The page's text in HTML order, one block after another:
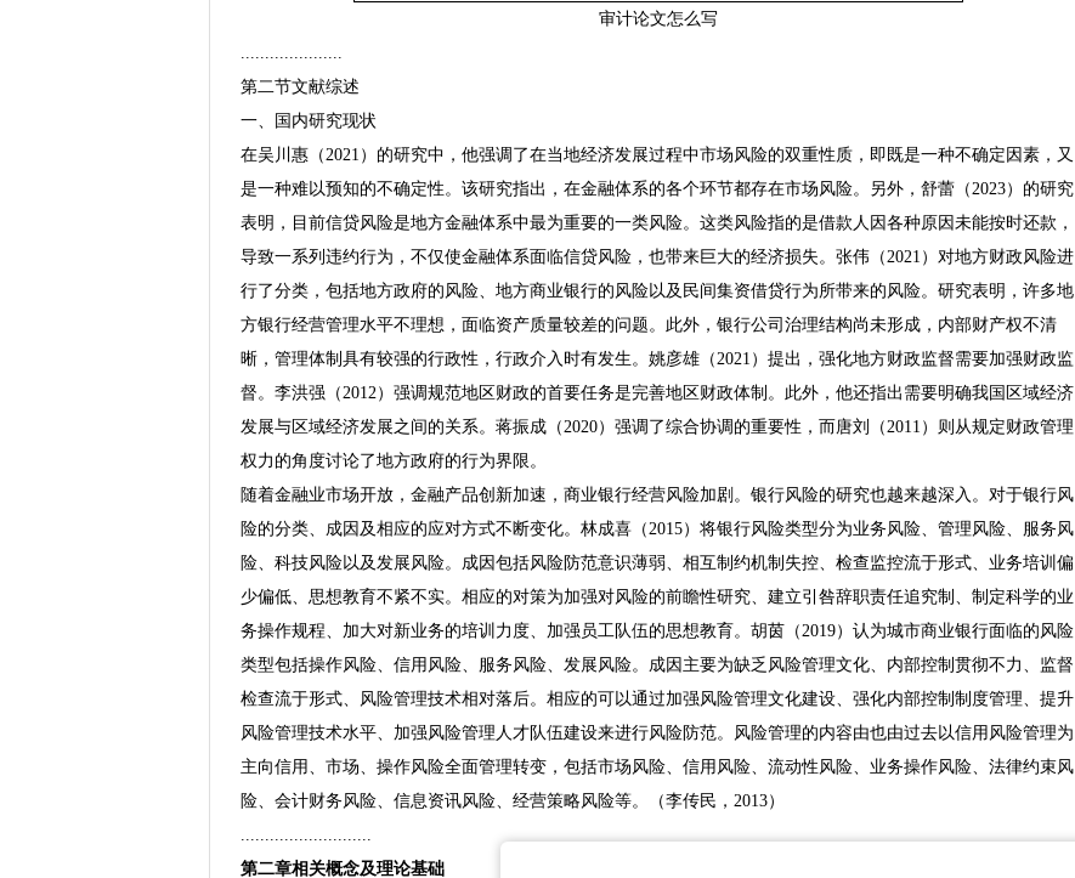
审计论文怎么写
.....................
第二节文献综述
一、国内研究现状
在吴川惠（2021）的研究中，他强调了在当地经济发展过程中市场风险的双重性质，即既是一种不确定因素，又
是一种难以预知的不确定性。该研究指出，在金融体系的各个环节都存在市场风险。另外，舒蕾（2023）的研究
表明，目前信贷风险是地方金融体系中最为重要的一类风险。这类风险指的是借款人因各种原因未能按时还款，
导致一系列违约行为，不仅使金融体系面临信贷风险，也带来巨大的经济损失。张伟（2021）对地方财政风险进
行了分类，包括地方政府的风险、地方商业银行的风险以及民间集资借贷行为所带来的风险。研究表明，许多地
方银行经营管理水平不理想，面临资产质量较差的问题。此外，银行公司治理结构尚未形成，内部财产权不清
晰，管理体制具有较强的行政性，行政介入时有发生。姚彦雄（2021）提出，强化地方财政监督需要加强财政监
督。李洪强（2012）强调规范地区财政的首要任务是完善地区财政体制。此外，他还指出需要明确我国区域经济
发展与区域经济发展之间的关系。蒋振成（2020）强调了综合协调的重要性，而唐刘（2011）则从规定财政管理
权力的角度讨论了地方政府的行为界限。
随着金融业市场开放，金融产品创新加速，商业银行经营风险加剧。银行风险的研究也越来越深入。对于银行风
险的分类、成因及相应的应对方式不断变化。林成喜（2015）将银行风险类型分为业务风险、管理风险、服务风
险、科技风险以及发展风险。成因包括风险防范意识薄弱、相互制约机制失控、检查监控流于形式、业务培训偏
少偏低、思想教育不紧不实。相应的对策为加强对风险的前瞻性研究、建立引咎辞职责任追究制、制定科学的业
务操作规程、加大对新业务的培训力度、加强员工队伍的思想教育。胡茵（2019）认为城市商业银行面临的风险
类型包括操作风险、信用风险、服务风险、发展风险。成因主要为缺乏风险管理文化、内部控制贯彻不力、监督
检查流于形式、风险管理技术相对落后。相应的可以通过加强风险管理文化建设、强化内部控制制度管理、提升
风险管理技术水平、加强风险管理人才队伍建设来进行风险防范。风险管理的内容由也由过去以信用风险管理为
主向信用、市场、操作风险全面管理转变，包括市场风险、信用风险、流动性风险、业务操作风险、法律约束风
险、会计财务风险、信息资讯风险、经营策略风险等。（李传民，2013）
...........................
第二章相关概念及理论基础